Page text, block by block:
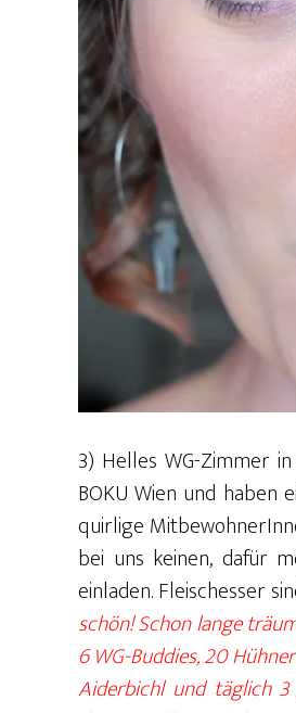
3) Helles WG-Zimmer
BOKU Wien und
quirlige
bei uns keinen, dafür
einladen. Fleischesser
schön! Schon lange
6 WG-Buddies, 20
Aiderbichl und täglich 3